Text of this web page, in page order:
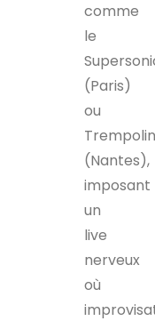
comme
le
(Paris)
ou
(Nantes),
imposant
un
live
nerveux
où